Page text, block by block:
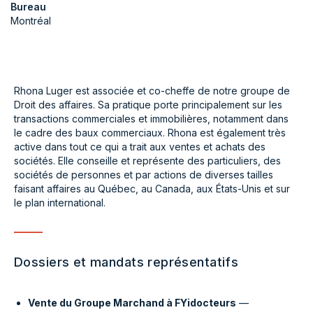
Bureau
Montréal
Rhona Luger est associée et co-cheffe de notre groupe de
Droit des affaires. Sa pratique porte principalement sur les
transactions commerciales et immobilières, notamment dans
le cadre des baux commerciaux. Rhona est également très
active dans tout ce qui a trait aux ventes et achats des
sociétés. Elle conseille et représente des particuliers, des
sociétés de personnes et par actions de diverses tailles
faisant affaires au Québec, au Canada, aux États-Unis et sur
le plan international.
Dossiers et mandats représentatifs
Vente du Groupe Marchand à FYidocteurs —